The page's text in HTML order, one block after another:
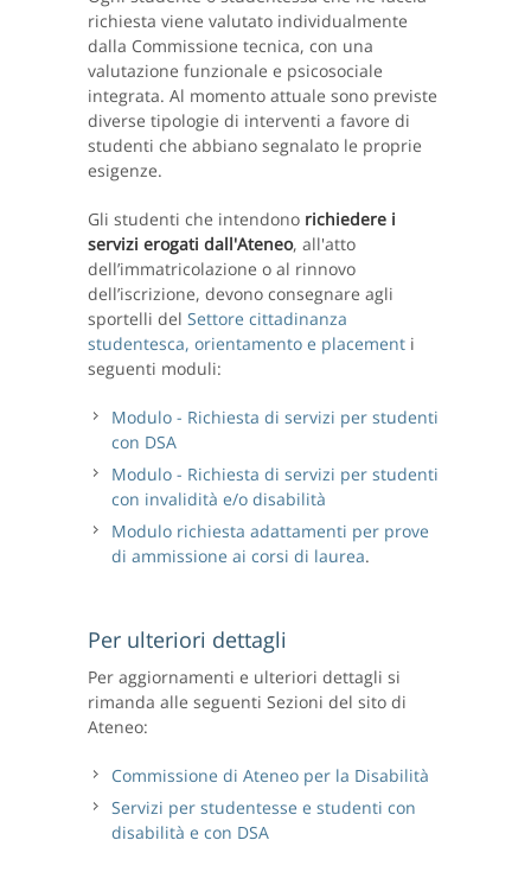
richiesta viene valutato individualmente
dalla Commissione tecnica, con una
valutazione funzionale e psicosociale
integrata. Al momento attuale sono previste
diverse tipologie di interventi a favore di
studenti che abbiano segnalato le proprie
esigenze.
Gli studenti che intendono richiedere i
servizi erogati dall'Ateneo, all'atto
dell’immatricolazione o al rinnovo
dell’iscrizione, devono consegnare agli
sportelli del Settore cittadinanza
studentesca, orientamento e placement i
seguenti moduli:
Modulo - Richiesta di servizi per studenti
con DSA
Modulo - Richiesta di servizi per studenti
con invalidità e/o disabilità
Modulo richiesta adattamenti per prove
di ammissione ai corsi di laurea.
Per ulteriori dettagli
Per aggiornamenti e ulteriori dettagli si
rimanda alle seguenti Sezioni del sito di
Ateneo:
Commissione di Ateneo per la Disabilità
Servizi per studentesse e studenti con
disabilità e con DSA